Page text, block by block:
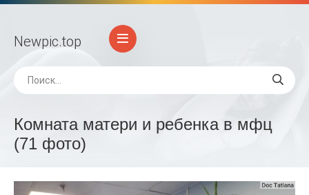
Newpic.top
Комната матери и ребенка в мфц
(71 фото)